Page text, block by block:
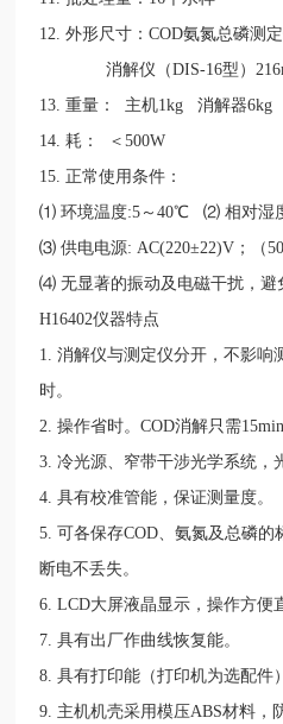
12.外形尺寸：COD氨氮总磷测
消解仪（DIS-16型）
13.重量： 主机1kg消解器6kg
14.耗： ＜500W
15. 正常使用条件：
⑴ 环境温度:5 ～40℃ ⑵ 相对湿
⑶ 供电电源: AC(220±22)V ；（
⑷ 无显著的振动及电磁干扰，避
H16402仪器特点
1.消解仪与测定仪分开，不影响
时。
2.操作省时。COD消解只需15min
3.冷光源、窄带干涉光学系统，
4.具有校准管能，保证测量度。
5.可各保存COD 、氨氮及总磷的
断电不丢失。
6. LCD大屏液晶显示，操作方便
7.具有出厂作曲线恢复能。
8.具有打印能（打印机为选配件
9. 主机机壳采用模压ABS材料，